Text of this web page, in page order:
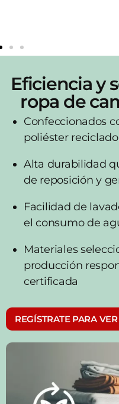
Eficiencia y
ropa de
Confeccionados
poliéster
Alta durabilidad
de reposición y
Facilidad de
el consumo de
Materiales
producción
certificada
REGÍSTRATE PARA